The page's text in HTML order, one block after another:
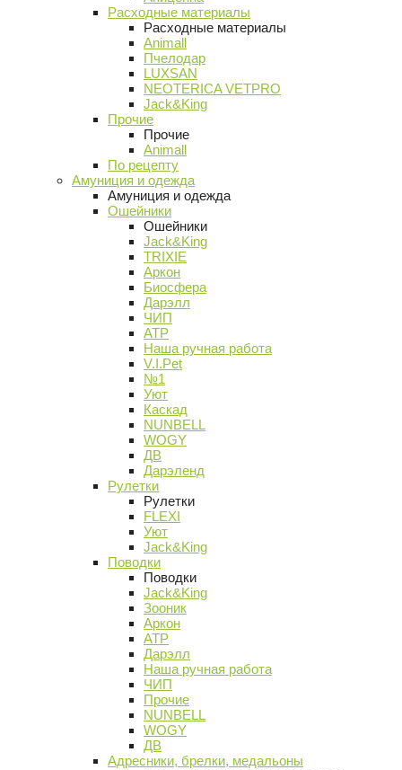
Расходные материалы
Расходные материалы
Animall
Пчелодар
LUXSAN
NEOTERICA VETPRO
Jack&King
Прочие
Прочие
Animall
По рецепту
Амуниция и одежда
Амуниция и одежда
Ошейники
Ошейники
Jack&King
TRIXIE
Аркон
Биосфера
Дарэлл
ЧИП
АТР
Наша ручная работа
V.I.Pet
№1
Уют
Каскад
NUNBELL
WOGY
ДВ
Дарэленд
Рулетки
Рулетки
FLEXI
Уют
Jack&King
Поводки
Поводки
Jack&King
Зооник
Аркон
АТР
Дарэлл
Наша ручная работа
ЧИП
Прочие
NUNBELL
WOGY
ДВ
Адресники, брелки, медальоны